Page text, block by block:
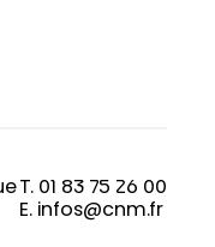
T. 01 83 75 26 00
E. infos@cnm.fr